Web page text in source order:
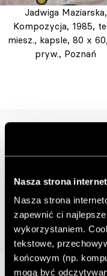
Nasza strona
Nasza strona
zapewnić ci
wykorzystaniem.
tekstowe,
końcowym (np.
mogą być
Jadwiga Maziarska,
Kompozycja, 1985,
miesz., kapsle, 80 x
pryw., Poznań